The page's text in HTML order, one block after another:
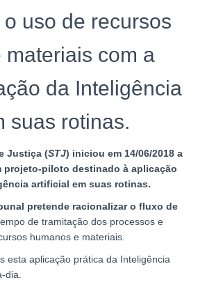
uso de recursos
materiais com a
da Inteligência
suas rotinas.
Justiça (STJ) iniciou em 14/06/2018 a
projeto-piloto destinado à aplicação
artificial em suas rotinas.
pretende racionalizar o fluxo de
de tramitação dos processos e
humanos e materiais.
esta aplicação prática da Inteligência
dia.